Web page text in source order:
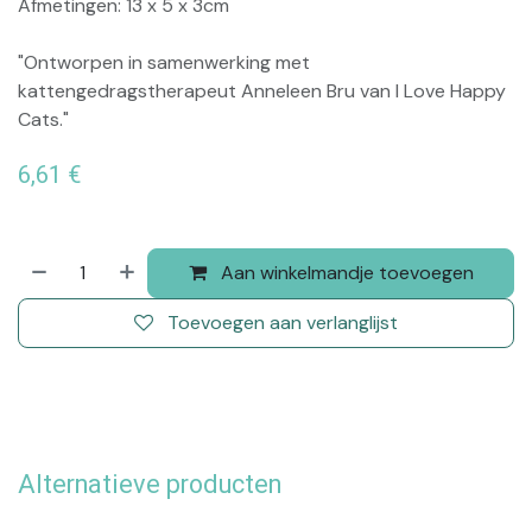
Afmetingen: 13 x 5 x 3cm
"Ontworpen in samenwerking met
kattengedragstherapeut Anneleen Bru van I Love Happy
Cats."
6,61 €
Aan winkelmandje toevoegen
Toevoegen aan verlanglijst
Alternatieve producten